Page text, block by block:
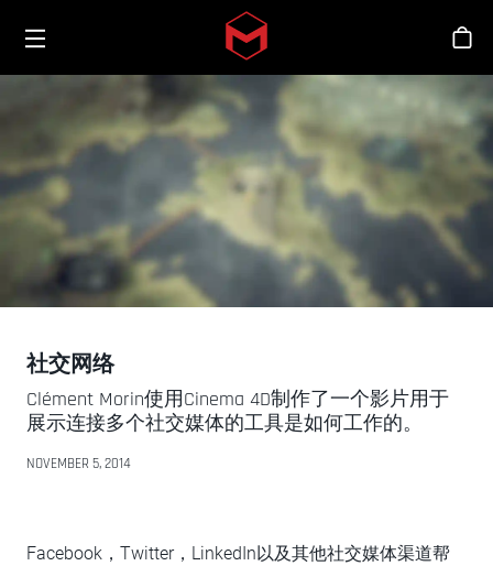
Skip to main content
商
社交网络
Clément Morin使用Cinema 4D制作了一个影片用于
展示连接多个社交媒体的工具是如何工作的。
NOVEMBER 5, 2014
Facebook，Twitter，LinkedIn以及其他社交媒体渠道帮